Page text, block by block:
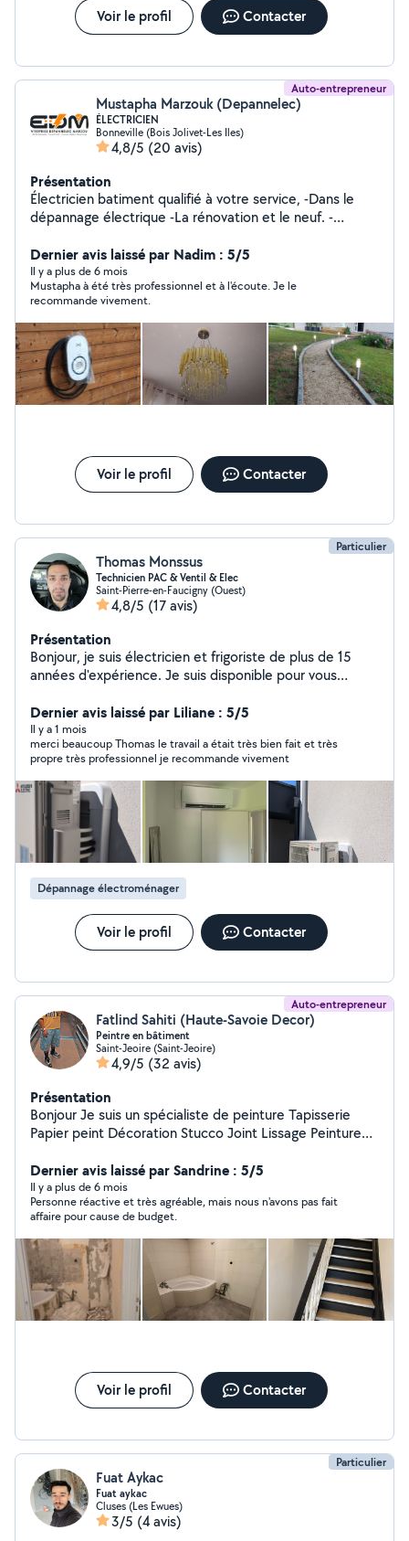
Voir le profil Contacter
Auto-entrepreneur
Mustapha Marzouk (Depannelec)
ÉLECTRICIEN
Bonneville (Bois Jolivet-Les Iles)
4,8/5 (20 avis)
Présentation
Électricien batiment qualifié à votre service, -Dans le
dépannage électrique -La rénovation et le neuf. -
de toute l'installation électrique (tableaux,
appareillages, etc...... -installation ballon d'eau chaude -
Chauffage -Borne de recharge véhicule .... -
Sérieux,professionnel, conseil personnalisé... DEVIS
GRATUIT ! N'hésitez pas
Dernier avis laissé par Nadim : 5/5
Il y a plus de 6 mois
Mustapha à été très professionnel et à l'écoute. Je le
recommande vivement.
Voir le profil Contacter
Particulier
Thomas Monssus
Technicien PAC & Ventil & Elec
Saint-Pierre-en-Faucigny (Ouest)
4,8/5 (17 avis)
Présentation
Bonjour, je suis électricien et frigoriste de plus de 15
années d'expérience. Je suis disponible pour vous
(Dépannage, installation & réparation sur climatisation,
ventilation, pompe à chaleur....) N'hésitez pas à me
contacter. Fournitures et pose Mitsubishi Electric. Pose
toutes marques (Mitsubishi Electric, Daikin, Futjisu,
Atlantic, Airton, LG,....)
Dernier avis laissé par Liliane : 5/5
Il y a 1 mois
merci beaucoup Thomas le travail a était très bien fait et très
propre très professionnel je recommande vivement
Dépannage électroménager
Voir le profil Contacter
Auto-entrepreneur
Fatlind Sahiti (Haute-Savoie Decor)
Peintre en bâtiment
Saint-Jeoire (Saint-Jeoire)
4,9/5 (32 avis)
Présentation
Bonjour Je suis un spécialiste de peinture Tapisserie
Papier peint Décoration Stucco Joint Lissage Peinture
Etc Disponible rapidement . Tarifs et travail très correct
Dernier avis laissé par Sandrine : 5/5
Il y a plus de 6 mois
Personne réactive et très agréable, mais nous n'avons pas fait
affaire pour cause de budget.
Voir le profil Contacter
Particulier
Fuat Aykac
Fuat aykac
Cluses (Les Ewues)
3/5 (4 avis)